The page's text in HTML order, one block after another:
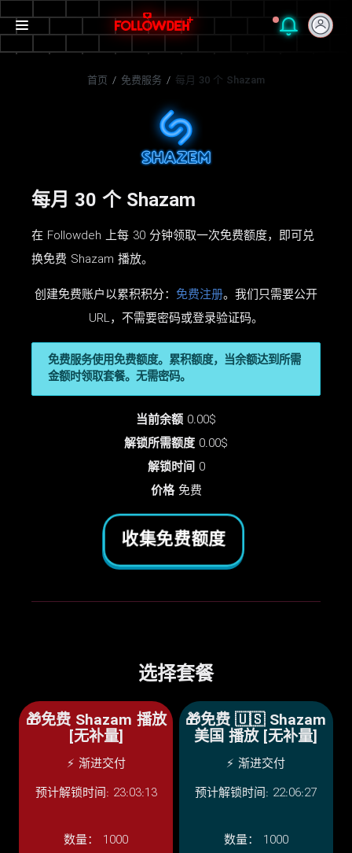
首页 / 免费服务 / 每月 30 个 Shazam
每月 30 个 Shazam
在 Followdeh 上每 30 分钟领取一次免费额度，即可兑
换免费 Shazam 播放。
创建免费账户以累积积分： 免费注册。我们只需要公开
URL，不需要密码或登录验证码。
免费服务使用免费额度。累积额度，当余额达到所需
金额时领取套餐。无需密码。
当前余额 0.00$
解锁所需额度 0.00$
解锁时间0
价格免费
收集免费额度
选择套餐
🎁免费 Shazam 播放
[无补量]
⚡ 渐进交付
预计解锁时间: 23:03:13
数量： 1000
🎁免费 🇺🇸 Shazam
美国 播放 [无补量]
⚡ 渐进交付
预计解锁时间: 22:06:27
数量： 1000